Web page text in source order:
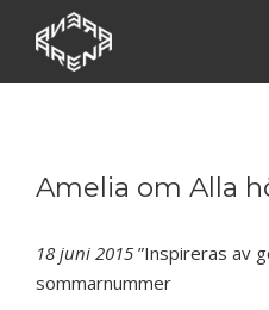
Fortsätt
innehållet
Amelia om Alla
18 juni 2015 ”Inspireras av
sommarnummer